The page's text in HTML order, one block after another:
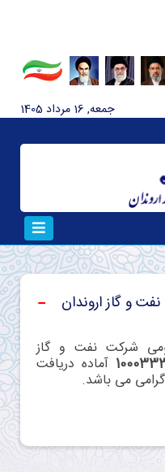
جمعه, 16 مرداد 1405
و گاز اروندان
شرکت نفت و گاز
آماده دریافت
گرامی می باشد.